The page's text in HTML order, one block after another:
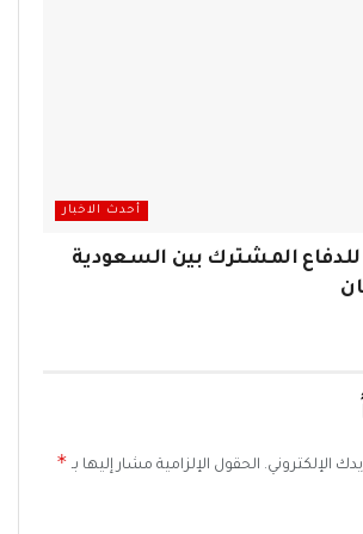
أحدث الاخبار
للدفاع المشترك بين السعودية
الإلكتروني. الحقول الإلزامية مشار إليها بـ *